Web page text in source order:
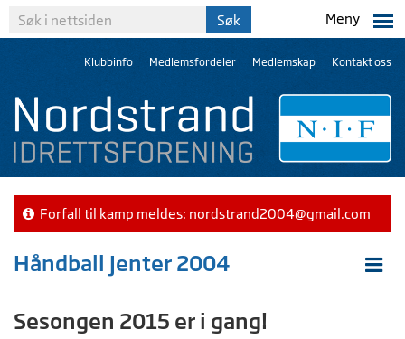
Meny
Klubbinfo Medlemsfordeler Medlemskap Kontakt oss
Forfall til kamp meldes: nordstrand2004@gmail.com
Håndball Jenter 2004
Sesongen 2015 er i gang!